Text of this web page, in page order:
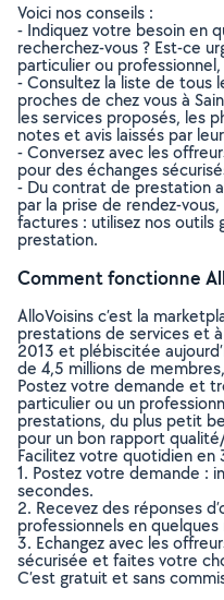
Voici nos conseils :
- Indiquez votre besoin en
recherchez-vous ? Est-ce
particulier ou
- Consultez la liste de tous
proches de chez vous à
les services proposés, les
notes et avis laissés par
- Conversez avec les
pour des échanges
- Du contrat de prestation
par la prise de rendez-
factures : utilisez nos
prestation.
Comment fonctionne
AlloVoisins c’est la
prestations de services et
2013 et plébiscitée
de 4,5 millions de
Postez votre demande et
particulier ou un
prestations, du plus petit
pour un bon rapport
Facilitez votre quotidien en
1. Postez votre demande :
secondes.
2. Recevez des réponses
professionnels en quelques
3. Echangez avec les
sécurisée et faites votre
C’est gratuit et sans